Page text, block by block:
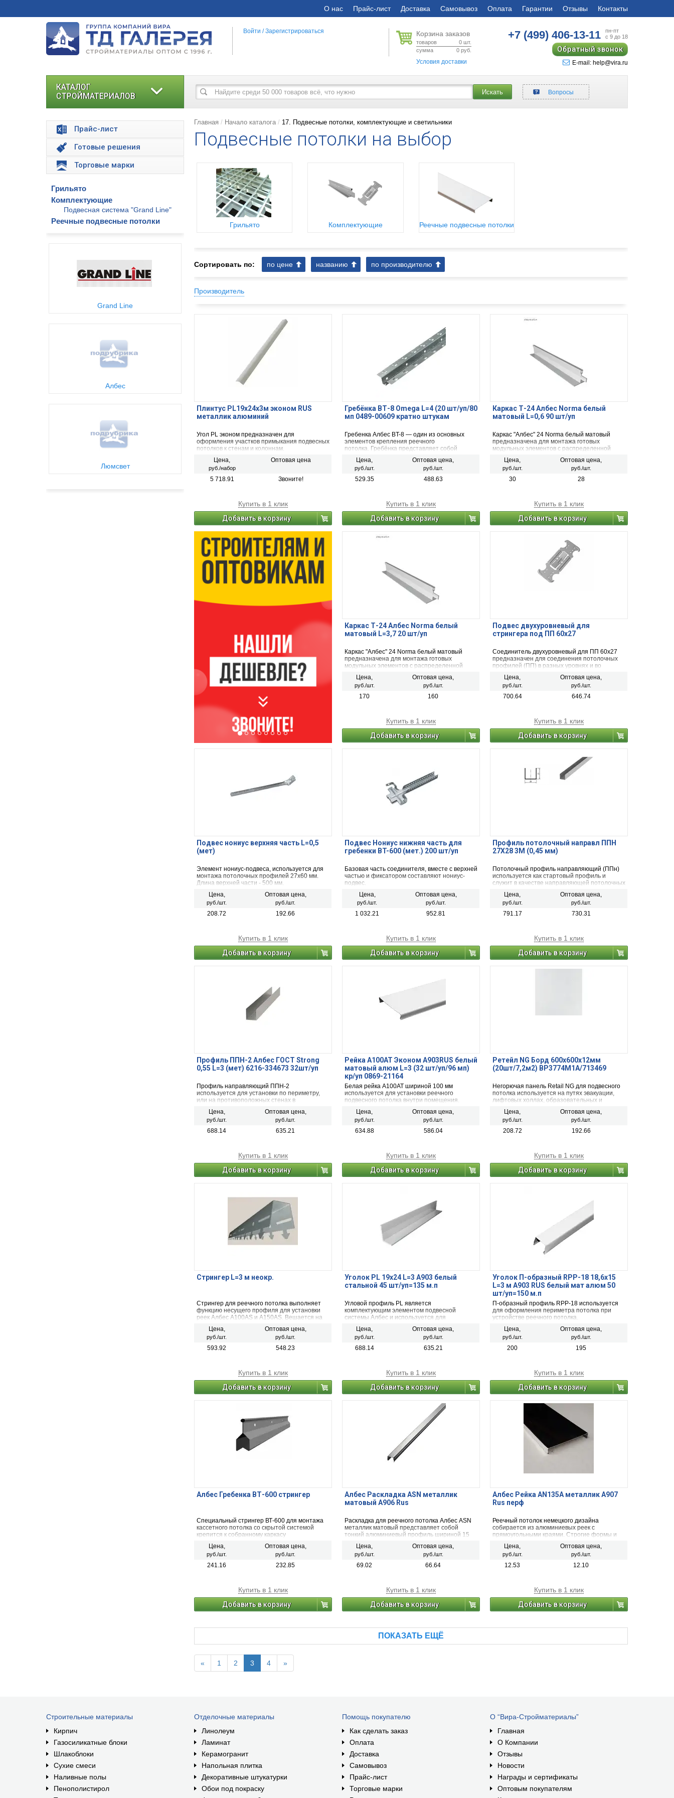
О нас Прайс-лист Доставка Самовывоз Оплата Гарантии Отзывы Контакты
Корзина заказов
товаров 0 шт.
сумма
0 руб.
Условия доставки
+7 (499)406-13-11
пн-пт
с 9 до 18
Обратный звонок
E-mail: help@vira.ru
Войти /Зарегистрироваться
КАТАЛОГ
СТРОЙМАТЕРИАЛОВ
Прайс-лист
Готовые решения
Торговые марки
Грильято
Комплектующие
Подвесная система "Grand Line"
Реечные подвесные потолки
Grand Line
Албес
Люмсвет
Искать Вопросы
Главная Начало каталога 17. Подвесные потолки, комплектующие и светильники
Подвесные потолки на выбор
Грильято Комплектующие Реечные подвесные потолки
Сортировать по: по цене названию по производителю
Производитель
Плинтус PL19x24х3м эконом RUS
металлик алюминий
Угол PL эконом предназначен для
оформления участков примыкания подвесных
потолков к стенам и колоннам.
Цена,
руб./набор
Оптовая цена
5 718.91 Звоните!
Купить в 1 клик
Добавить в корзину
Гребёнка ВТ-8 Omega L=4 (20 шт/уп/80
мп 0489-00609 кратно штукам
Гребенка Албес BT-8 — один из основных
элементов крепления реечного
потолка. Гребёнка представляет собой
панелей. Высеченные в шине язычки прочно
закрепляют потолочную панель путём
защелкивания. Гребёнка используется для
Цена,
руб./шт.
Оптовая цена,
руб./шт.
529.35 488.63
Купить в 1 клик
Добавить в корзину
Каркас Т-24 Албес Norma белый
матовый L=0,6 90 шт/уп
Каркас "Албес" 24 Norma белый матовый
предназначена для монтажа готовых
модульных элементов с распределенной
замка: цельно вырубленный, тип соединения
поперечных направляющих с основной
несущей направляющей: внахлест.
Цена,
руб./шт.
Оптовая цена,
руб./шт.
30 28
Купить в 1 клик
Добавить в корзину
Каркас Т-24 Албес Norma белый
матовый L=3,7 20 шт/уп
Каркас "Албес" 24 Norma белый матовый
предназначена для монтажа готовых
модульных элементов с распределенной
замка: цельно вырубленный, тип соединения
поперечных направляющих с основной
несущей направляющей: внахлест.
Цена,
руб./шт.
Оптовая цена,
руб./шт.
170 160
Купить в 1 клик
Добавить в корзину
Подвес двухуровневый для
стрингера под ПП 60х27
Соединитель двухуровневый для ПП 60х27
предназначен для соединения потолочных
профилей (ПП) в разных уровнях и во
Цена,
руб./шт.
Оптовая цена,
руб./шт.
700.64 646.74
Купить в 1 клик
Добавить в корзину
Подвес нониус верхняя часть L=0,5
(мет)
Элемент нониус-подвеса, используется для
монтажа потолочных профилей 27х60 мм.
Длина верхней части - 500 мм.
Цена,
руб./шт.
Оптовая цена,
руб./шт.
208.72 192.66
Купить в 1 клик
Добавить в корзину
Подвес Нониус нижняя часть для
гребенки BT-600 (мет.) 200 шт/уп
Базовая часть соединителя, вместе с верхней
частью и фиксатором составляют нониус-
подвес.
установки профиля, крепится к нему
шурупами. Подвес опускает каркас на нужную
высоту.
Цена,
руб./шт.
Оптовая цена,
руб./шт.
1 032.21 952.81
Купить в 1 клик
Добавить в корзину
Профиль потолочный направл ППН
27Х28 3М (0,45 мм)
Потолочный профиль направляющий (ППн)
используется как стартовый профиль и
служит в качестве направляющей потолочных
потолка и облицовки.
Цена,
руб./шт.
Оптовая цена,
руб./шт.
791.17 730.31
Купить в 1 клик
Добавить в корзину
Профиль ППН-2 Албес ГОСТ Strong
0,55 L=3 (мет) 6216-334673 32шт/уп
Профиль направляющий ППН-2
используется для установки по периметру,
или на противоположных стенах в
фиксации потолочных профилей ПП-1-2.
Цена,
руб./шт.
Оптовая цена,
руб./шт.
688.14 635.21
Купить в 1 клик
Добавить в корзину
Рейка A100AT Эконом A903RUS белый
матовый алюм L=3 (32 шт/уп/96 мп)
кр/уп 0869-21164
Белая рейка А100АТ шириной 100 мм
используется для установки реечного
подвесного потолка внутри помещения.
Цена,
руб./шт.
Оптовая цена,
руб./шт.
634.88 586.04
Купить в 1 клик
Добавить в корзину
Ретейл NG Борд 600х600х12мм
(20шт/7,2м2) BP3774M1A/713469
Негорючая панель Retail NG для подвесного
потолка используется на путях эвакуации,
лифтовых холлах, образовательных и
Цена,
руб./шт.
Оптовая цена,
руб./шт.
208.72 192.66
Купить в 1 клик
Добавить в корзину
Стрингер L=3 м неокр.
Стрингер для реечного потолка выполняет
функцию несущего профиля для установки
реек Албес A100AS и A150AS. Вешается на
уровень, на котором будет находиться вся
конструкция. Возможно крепление
непосредственно к потолку.
Цена,
руб./шт.
Оптовая цена,
руб./шт.
593.92 548.23
Купить в 1 клик
Добавить в корзину
Уголок PL 19х24 L=3 A903 белый
стальной 45 шт/уп=135 м.п
Угловой профиль PL является
комплектующим элементом подвесной
системы Албес и используется для
конструкции.
Цена,
руб./шт.
Оптовая цена,
руб./шт.
688.14 635.21
Купить в 1 клик
Добавить в корзину
Уголок П-образный RPP-18 18,6х15
L=3 м A903 RUS белый мат алюм 50
шт/уп=150 м.п
П-образный профиль RPP-18 используется
для оформления периметра потолка при
устройстве реечного потолка.
Цена,
руб./шт.
Оптовая цена,
руб./шт.
200 195
Купить в 1 клик
Добавить в корзину
Албес Гребенка ВТ-600 стрингер
Специальный стрингер ВТ-600 для монтажа
кассетного потолка со скрытой системой
крепится к собранному каркасу
с шагом 600мм.
Цена,
руб./шт.
Оптовая цена,
руб./шт.
241.16 232.85
Купить в 1 клик
Добавить в корзину
Албес Раскладка ASN металлик
матовый А906 Rus
Раскладка для реечного потолка Албес ASN
металлик матовый представляет собой
тонкий алюминиевый профиль шириной 15
конструкции реечных подвесных потолков
Немецкого дизайна.
Цена,
руб./шт.
Оптовая цена,
руб./шт.
69.02 66.64
Купить в 1 клик
Добавить в корзину
Албес Рейка AN135A металлик A907
Rus перф
Реечный потолок немецкого дизайна
собирается из алюминиевых реек с
прямоугольными краями. Строгие формы и
создавать универсальные плоские формы.
Цена,
руб./шт.
Оптовая цена,
руб./шт.
12.53 12.10
Купить в 1 клик
Добавить в корзину
ПОКАЗАТЬ ЕЩЁ
« 1 2 3 4 »
Строительные материалы
Кирпич
Газосиликатные блоки
Шлакоблоки
Сухие смеси
Наливные полы
Пенополистирол
Отделочные материалы
Линолеум
Ламинат
Керамогранит
Напольная плитка
Декоративные штукатурки
Обои под покраску
Помощь покупателю
Как сделать заказ
Оплата
Доставка
Самовывоз
Прайс-лист
Торговые марки
О “Вира-Стройматериалы”
Главная
О Компании
Отзывы
Новости
Награды и сертификаты
Оптовым покупателям